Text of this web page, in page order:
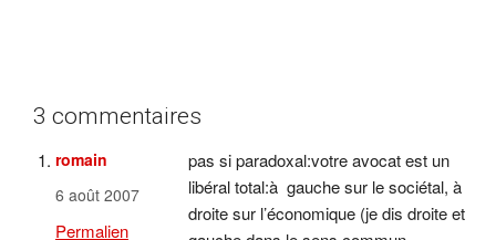
3 commentaires
romain
6 août 2007
Permalien
pas si paradoxal:votre avocat est un
libéral total:à gauche sur le sociétal, à
droite sur l’économique (je dis droite et